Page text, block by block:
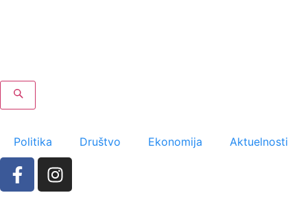
Politika Društvo Ekonomija Aktuelnosti